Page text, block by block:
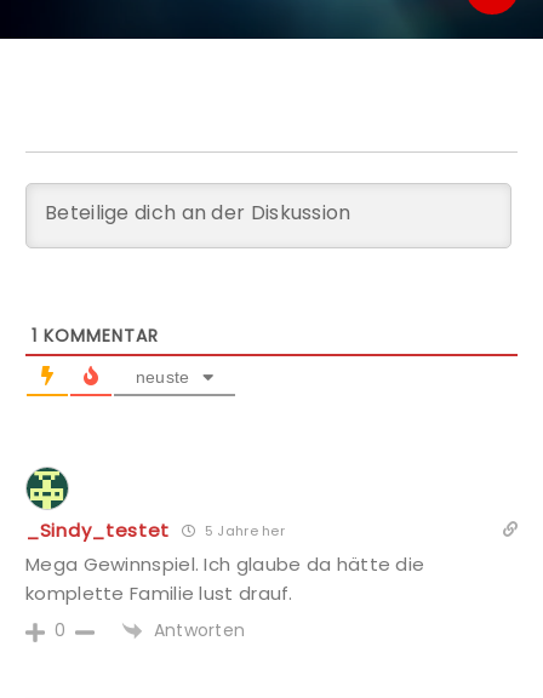
1 KOMMENTAR
neuste
_Sindy_testet 5 Jahre her
Mega Gewinnspiel. Ich glaube da hätte die
komplette Familie lust drauf.
0 Antworten